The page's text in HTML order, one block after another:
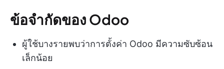
ข้อจำกัดของ Odoo
ผู้ใช้บางรายพบว่าการตั้งค่า Odoo มีความซับซ้อน
เล็กน้อย